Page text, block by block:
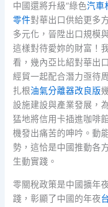
中國還將升級“綠色汽車
零件對華出口供給更多
多元化，晉陞出口規模
這樣對待愛妳的財富！
看，幾內亞比紹對華出
經貿一起配合潛力亟待
扎根油氣分離器改良版
設施建設與產業發展，
猛地將信用卡插進咖啡
機發出痛苦的呻吟。動
勢，這恰是中國推動各
生動實踐。
零關稅政策是中國擴年
踐，彰顯了中國的年夜